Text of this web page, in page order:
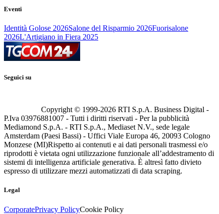
Eventi
Identità Golose 2026Salone del Risparmio 2026Fuorisalone
2026L'Artigiano in Fiera 2025
Seguici su
Copyright © 1999-2026 RTI S.p.A. Business Digital -
P.Iva 03976881007 - Tutti i diritti riservati - Per la pubblicità
Mediamond S.p.A. - RTI S.p.A., Mediaset N.V., sede legale
Amsterdam (Paesi Bassi) - Uffici Viale Europa 46, 20093 Cologno
Monzese (MI)Rispetto ai contenuti e ai dati personali trasmessi e/o
riprodotti è vietata ogni utilizzazione funzionale all’addestramento di
sistemi di intelligenza artificiale generativa. È altresì fatto divieto
espresso di utilizzare mezzi automatizzati di data scraping.
Legal
CorporatePrivacy PolicyCookie Policy